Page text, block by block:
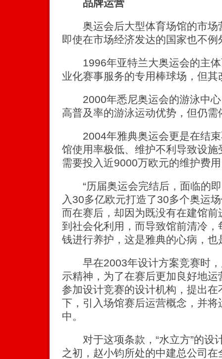
品牌运营
奥运会后大型体育场馆的市场
即使在市场经济发达的国家也不
1996年亚特兰大奥运会的主体
业化赛事服务的专用棒球场，但
2000年悉尼奥运会的游泳中心
高普及率的游泳运动优势，但仍
2004年雅典奥运会更是在结束
馆使用率极低、维护不利导致设
需要投入近9000万欧元的维护费
“历届奥运会完结后，面临的即
入30多亿欧元打造了30多个奥运
而在赛后，却因为既没有在建馆
到社会化利用，而导致馆前清冷
钱进行养护，这是雅典的心病，也
早在2003年设计方案竞赛时，
示精神，为了在赛后更加良好地
参加设计竞赛的设计机构，提出
下，引入场馆赛后运营概念，并
中。
对于这项条款，“水立方”的设
之初，赵小钧所处的中建总公司